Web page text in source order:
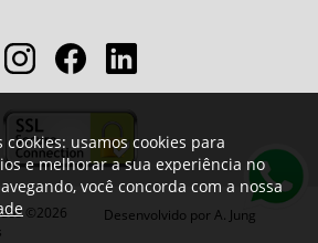
©2026
Desenvolvido por A. Jung
usamos cookies para
e melhorar a sua experiência no
você concorda com a nossa